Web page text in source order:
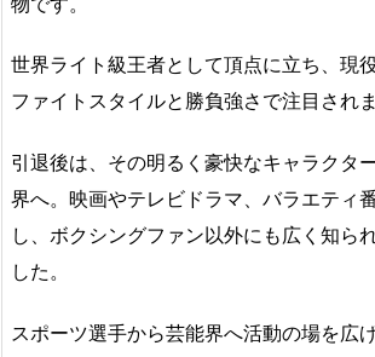
世界ライト級王者として頂点に立ち、現
ファイトスタイルと勝負強さで注目されま
引退後は、その明るく豪快なキャラクタ
界へ。映画やテレビドラマ、バラエティ
し、ボクシングファン以外にも広く知ら
した。
スポーツ選手から芸能界へ活動の場を広